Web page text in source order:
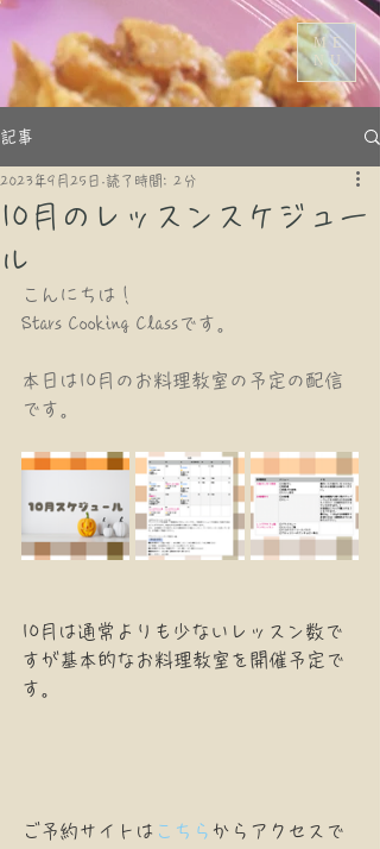
ME
NU
記事
10月のレッスンスケジュー
ル
2023年9月25日 読了時間: 2分
こんにちは！
Stars Cooking Classです。
本日は10月のお料理教室の予定の配信
です。
10月は通常よりも少ないレッスン数で
すが基本的なお料理教室を開催予定で
す。
‎ご予約サイトは こちら からアクセスで